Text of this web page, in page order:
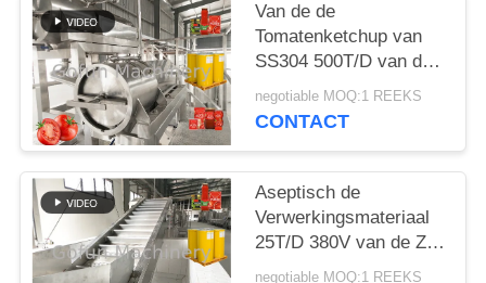
SITEMAP
PRIVACYBELEID
Van de de
Tomatenketchup van
SS304 500T/D van de
de Verwerkingslijn
Aseptische de Zakken
negotiable MOQ:1 REEKS
CONTACT
Aseptisch de
Verwerkingsmateriaal
25T/D 380V van de Zak
Automatisch
negotiable MOQ:1 REEKS